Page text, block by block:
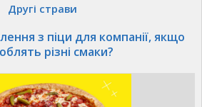
Другі страви
з піци для компанії, якщо
різні смаки?